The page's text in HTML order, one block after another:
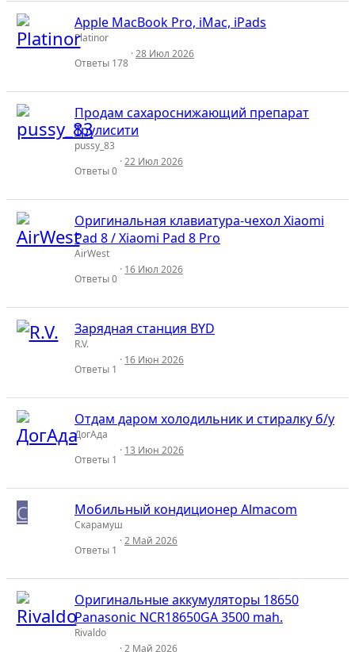
Apple MacBook Pro, iMac, iPads
Platinor
Ответы 178
28 Июл 2026
Продам сахароснижающий препарат
Трулисити
pussy_83
Ответы0
22 Июл 2026
Оригинальная клавиатура-чехол Xiaomi
Pad 8 / Xiaomi Pad 8 Pro
AirWest
Ответы0
16 Июл 2026
Зарядная станция BYD
R.V.
Ответы 1
16 Июн 2026
Отдам даром холодильник и стиралку б/у
ДогАда
Ответы 1
13 Июн 2026
С Мобильный кондиционер Almacom
Скарамуш
Ответы 1
2 Май 2026
Оригинальные аккумуляторы 18650
Panasonic NCR18650GA 3500 mah.
Rivaldo
2 Май 2026